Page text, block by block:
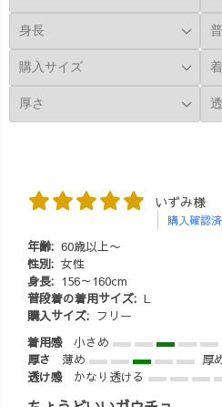
ク女子 #ハンサ
冬コーデ #アラ
いずみ様
購入確認
年齢: 60歳以上〜
性別: 女性
身長: 156～160cm
普段着の着用サイズ: L
購入サイズ: フリー
着用感
小さめ
厚さ
薄め
厚
透け感
かなり透ける